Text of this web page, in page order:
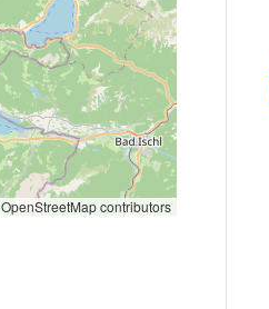
OpenStreetMapcontributors